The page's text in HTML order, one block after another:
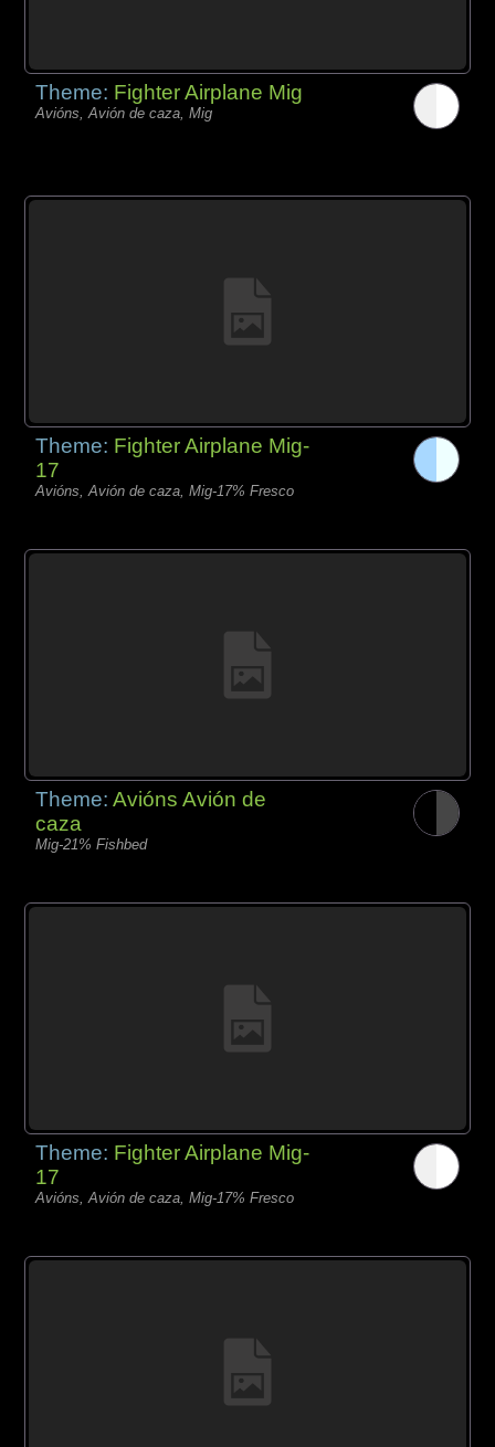
Theme: Fighter Airplane Mig
Avións, Avión de caza, Mig
Theme: Fighter Airplane Mig-
17
Avións, Avión de caza, Mig-17% Fresco
Theme:Avións Avión de
caza
Mig-21% Fishbed
Theme: Fighter Airplane Mig-
17
Avións, Avión de caza, Mig-17% Fresco